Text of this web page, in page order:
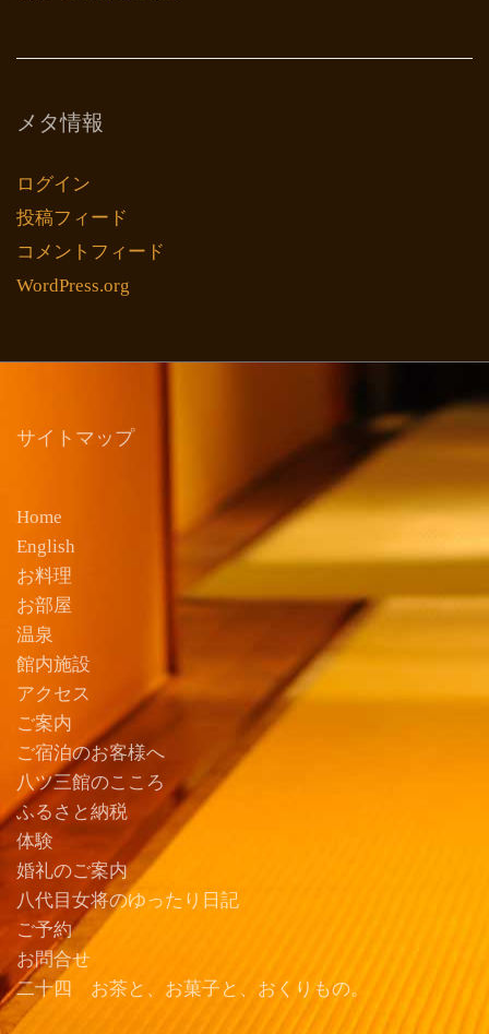
メタ情報
ログイン
投稿フィード
コメントフィード
WordPress.org
サイトマップ
Home
English
お料理
お部屋
温泉
館内施設
アクセス
ご案内
ご宿泊のお客様へ
八ツ三館のこころ
ふるさと納税
体験
婚礼のご案内
八代目女将のゆったり日記
ご予約
お問合せ
二十四 お茶と、お菓子と、おくりもの。